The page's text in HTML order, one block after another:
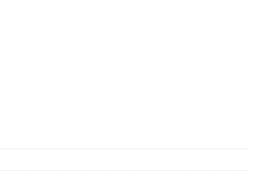
rózsaszín mennyiség